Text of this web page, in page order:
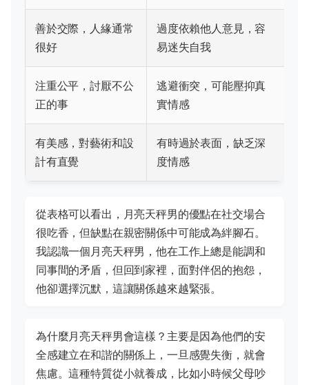
善於交際，人緣通常
很好
過度依賴他人意見，容
易迷失自我
注重公平，討厭不公
正的事
逃避衝突，可能壓抑真
實情感
有美感，對藝術和設
計有直覺
有時過於表面，缺乏深
度情感
從表格可以看出，月亮天秤男的優點在社交場合
很吃香，但缺點在親密關係中可能成為絆腳石。
我認識一個月亮天秤男，他在工作上總是能調和
同事間的矛盾，但回到家裡，面對伴侶的抱怨，
他卻選擇沉默，這讓關係越來越緊張。
為什麼月亮天秤男會這樣？主要是因為他們的安
全感建立在和諧的關係上，一旦感覺失衡，就會
焦慮。這種特質從小就養成，比如小時候父母吵